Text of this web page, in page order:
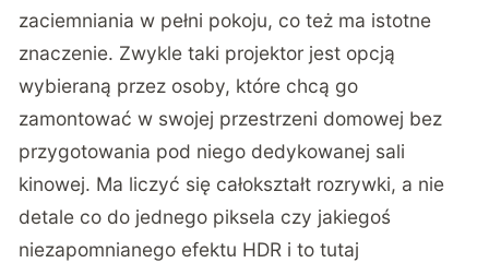
zaciemniania w pełni pokoju, co też ma istotne
znaczenie. Zwykle taki projektor jest opcją
wybieraną przez osoby, które chcą go
zamontować w swojej przestrzeni domowej bez
przygotowania pod niego dedykowanej sali
kinowej. Ma liczyć się całokształt rozrywki, a nie
detale co do jednego piksela czy jakiegoś
niezapomnianego efektu HDR i to tutaj